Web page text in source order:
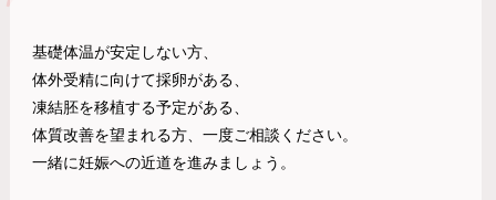
基礎体温が安定しない方、
体外受精に向けて採卵がある、
凍結胚を移植する予定がある、
体質改善を望まれる方、一度ご相談ください。
一緒に妊娠への近道を進みましょう。